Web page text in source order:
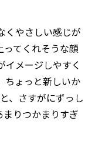
くやさしい感じが
ってくれそうな顔
イメージしやすく
ちょっと新しいか
、さすがにずっし
まりつかまりすぎ